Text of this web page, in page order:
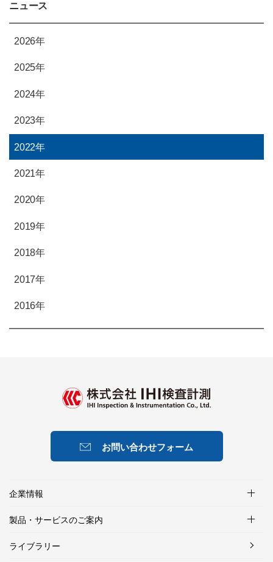
ニュース
2026年
2025年
2024年
2023年
2022年
2021年
2020年
2019年
2018年
2017年
2016年
お問い合わせフォーム
企業情報
製品・サービスのご案内
ライブラリー